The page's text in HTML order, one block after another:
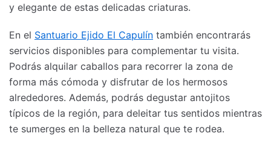
y elegante de estas delicadas criaturas.
En el Santuario Ejido El Capulín también encontrarás
servicios disponibles para complementar tu visita.
Podrás alquilar caballos para recorrer la zona de
forma más cómoda y disfrutar de los hermosos
alrededores. Además, podrás degustar antojitos
típicos de la región, para deleitar tus sentidos mientras
te sumerges en la belleza natural que te rodea.